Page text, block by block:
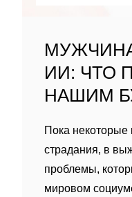
ИИ: ЧТО
НАШИМ
Пока некоторые
страдания, в
проблемы,
мировом